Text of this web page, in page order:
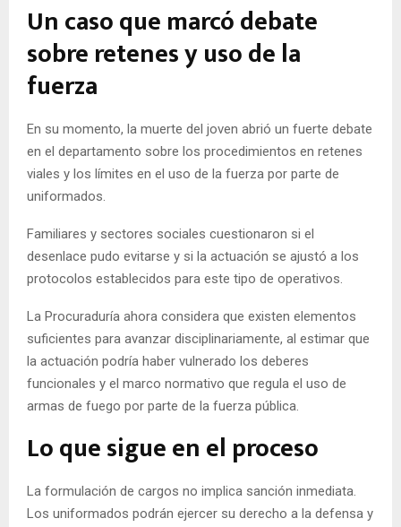
Un caso que marcó debate
sobre retenes y uso de la
fuerza
En su momento, la muerte del joven abrió un fuerte debate
en el departamento sobre los procedimientos en retenes
viales y los límites en el uso de la fuerza por parte de
uniformados.
Familiares y sectores sociales cuestionaron si el
desenlace pudo evitarse y si la actuación se ajustó a los
protocolos establecidos para este tipo de operativos.
La Procuraduría ahora considera que existen elementos
suficientes para avanzar disciplinariamente, al estimar que
la actuación podría haber vulnerado los deberes
funcionales y el marco normativo que regula el uso de
armas de fuego por parte de la fuerza pública.
Lo que sigue en el proceso
La formulación de cargos no implica sanción inmediata.
Los uniformados podrán ejercer su derecho a la defensa y